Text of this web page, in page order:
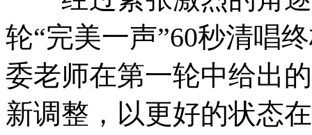
轮“完美一声”60秒清唱
委老师在第一轮中给出
新调整，以更好的状态